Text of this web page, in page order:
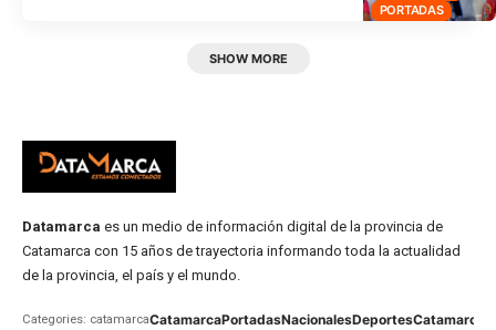
PORTADAS
SHOW MORE
Datamarca es un medio de información digital de la provincia de
Catamarca con 15 años de trayectoria informando toda la actualidad
de la provincia, el país y el mundo.
Categories: catamarcaCatamarcaPortadasNacionalesDeportesCatamarca